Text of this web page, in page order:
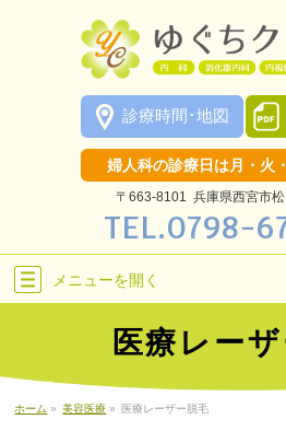
診療時間･地図
婦人科の診療日は月・火
〒663-8101 兵庫県西宮市
TEL.0798-
メニューを開く
医療レー
ホーム » 美容医療 » 医療レーザー脱毛